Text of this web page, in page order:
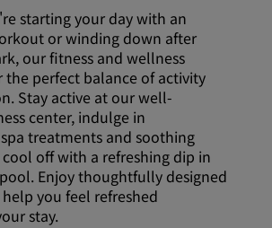
starting your day with an
or winding down after
our fitness and wellness
the perfect balance of activity
Stay active at our well-
center, indulge in
treatments and soothing
cool off with a refreshing dip in
Enjoy thoughtfully designed
you feel refreshed
stay.